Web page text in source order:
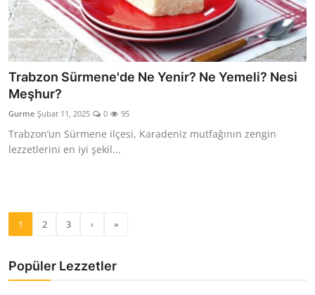
Trabzon Sürmene'de Ne Yenir? Ne Yemeli? Nesi
Meşhur?
Gurme Şubat 11, 2025 0 95
Trabzon’un Sürmene ilçesi, Karadeniz mutfağının zengin
lezzetlerini en iyi şekil...
1 2 3 › »
Popüler Lezzetler